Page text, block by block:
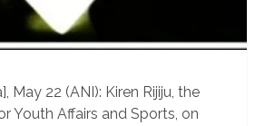
May 22 (ANI): Kiren Rijiju, the
Youth Affairs and Sports, on